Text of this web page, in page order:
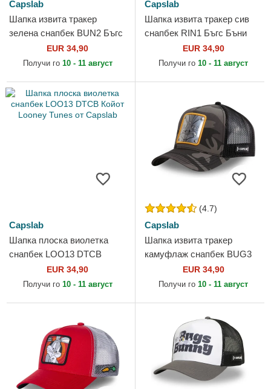
Capslab
Шапка извита тракер
зелена снапбек BUN2 Бъгс
Бъни Looney Tunes от
Capslab
EUR 34,90
Получи го 10 - 11 август
Capslab
Шапка извита тракер сив
снапбек RIN1 Бъгс Бъни
Looney Tunes от Capslab
EUR 34,90
Получи го 10 - 11 август
Capslab
Шапка плоска виолетка
снапбек LOO13 DTCB
Койот Looney Tunes от
Capslab
EUR 34,90
Получи го 10 - 11 август
(4.7)
Capslab
Шапка извита тракер
камуфлаж снапбек BUG3
CT Бъгс Бъни Looney Tunes
от Capslab
EUR 34,90
Получи го 10 - 11 август